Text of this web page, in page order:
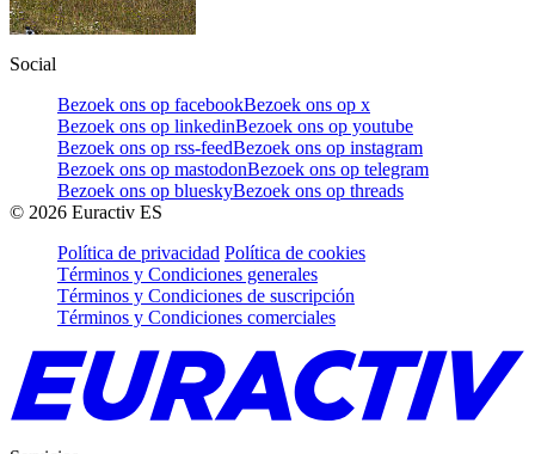
Social
Bezoek ons op facebookBezoek ons op x
Bezoek ons op linkedinBezoek ons op youtube
Bezoek ons op rss-feedBezoek ons op instagram
Bezoek ons op mastodonBezoek ons op telegram
Bezoek ons op blueskyBezoek ons op threads
© 2026 Euractiv ES
Política de privacidad Política de cookies
Términos y Condiciones generales
Términos y Condiciones de suscripción
Términos y Condiciones comerciales